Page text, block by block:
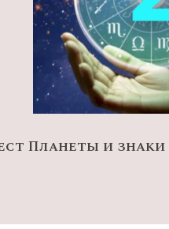
Планеты и